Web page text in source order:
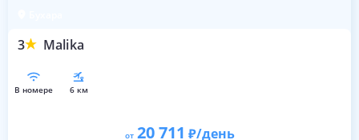
3 Malika
в номере 6 км
от 20 711 /день